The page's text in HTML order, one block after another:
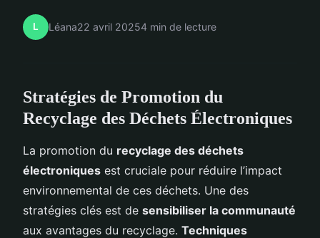
L Léana22 avril 20254 min de lecture
Stratégies de Promotion du
Recyclage des Déchets Électroniques
La promotion du recyclage des déchets
électroniques est cruciale pour réduire l’impact
environnemental de ces déchets. Une des
stratégies clés est de sensibiliser la communauté
aux avantages du recyclage. Techniques